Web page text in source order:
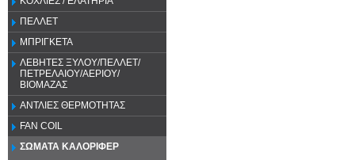
ΠΕΛΛΕΤ
ΜΠΡΙΓΚΕΤΑ
ΛΕΒΗΤΕΣ ΞΥΛΟΥ/ΠΕΛΛΕΤ/
ΠΕΤΡΕΛΑΙΟΥ/ΑΕΡΙΟΥ/
ΒΙΟΜΑΖΑΣ
ΑΝΤΛΙΕΣ ΘΕΡΜΟΤΗΤΑΣ
FAN COIL
ΣΩΜΑΤΑ ΚΑΛΟΡΙΦΕΡ